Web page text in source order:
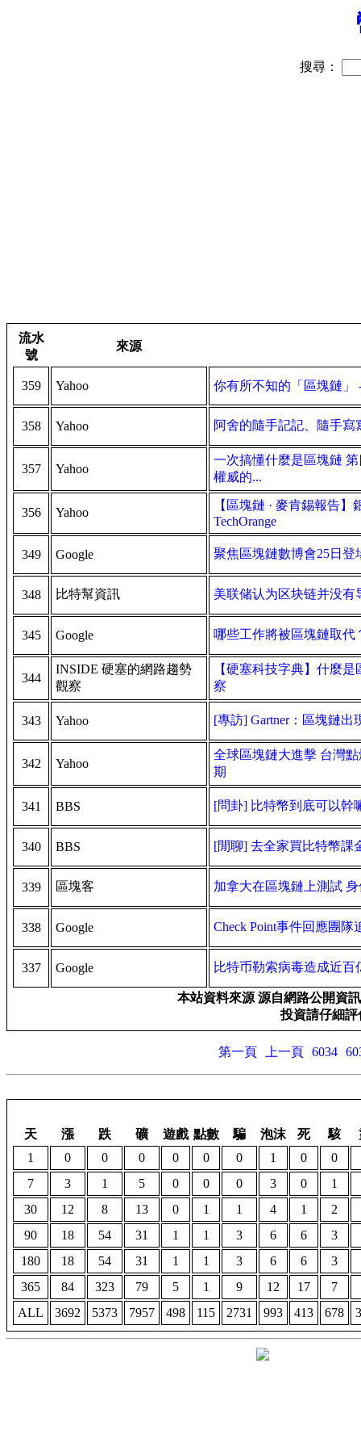
搜尋：
流水
號
來源
359 Yahoo 你有所不知的「區塊鏈」
358 Yahoo 阿舍的隨手記記、隨手寫
357 Yahoo
一次搞懂什麼是區塊鏈
權威的...
356 Yahoo
【區塊鏈 · 麥肯錫報告
TechOrange
349 Google 聚焦區塊鏈數博會25日登
348 比特幫資訊 美联储认为区块链并没有
345 Google 哪些工作將被區塊鏈取代
344
INSIDE 硬塞的網路趨勢
觀察
【硬塞科技字典】什麼
察
343 Yahoo [專訪] Gartner：區塊鏈
342 Yahoo
全球區塊鏈大進擊 台灣
期
341 BBS [問卦] 比特幣到底可以幹
340 BBS [閒聊] 去全家買比特幣課
339 區塊客 加拿大在區塊鏈上測試
338 Google Check Point事件回應團隊
337 Google 比特币勒索病毒造成近百
本站資料來源 源自網路公開資
投資請仔細
第一頁 上一頁 6034
天 漲 跌 礦 遊戲 點數 騙 泡沫 死 駭
1
0 0 0 0 0 0 1 0
0
7
3 1 5 0 0 0 3 0
1
30
12 8 13 0 1 1 4 1
2
90
18 54 31 1 1 3 6 6
3
180
18 54 31 1 1 3 6 6
3
365
84 323 79 5 1 9 12 17
7
ALL
3692 5373 7957 498 115 2731 993 413 678